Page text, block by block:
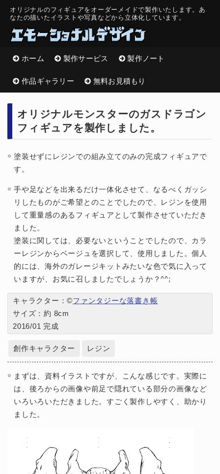
オリジナルのフィギュアをオーダーメイドで製作いたします。 あ
なたの描いたイラストや写真などから立体化しています。
ホーム 製作サービス 製作ノート
作品ギャラリー 無料お見積もり
オリジナルモンスターのガスドラゴン
フィギュアを製作しました。
塗装せずにレジンでの組み立てのみの完成フィギュアで
す。
手や足などを出来るだけ一体化させて、なるべくガッシ
リしたものがご希望とのことでしたので、レジンを使用
して重量感のあるフィギュアとして製作させていただき
ました。
塗装に関しては、必要ないということでしたので、カラ
ーレジンからベージュを選択して、使用しました。個人
的には、海外のガレージキットみたいな色で気に入って
いますが、お気に召しましたでしょうか？^^;
キャラクター：©ファンタジーな落書き帳
サイズ：約 8cm
2016/01 完成
創作キャラクター レジン
まずは、資料イラストですが、こんな感じです。実際に
は、後ろからの画像や前足で隠れている部分の画像など
いろいろいただきました。すごく製作しやすく、助かり
ました。